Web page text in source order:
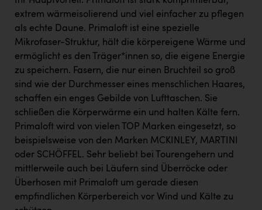
extrem wärmeisolierend und viel einfacher zu pflegen
als echte Daune. Primaloft ist eine spezielle
Mikrofaser-Struktur, hält die körpereigene Wärme und
ermöglicht es den Träger*innen so, die eigene Energie
zu speichern. Fasern, die nur einen Bruchteil so groß
sind wie der Durchmesser eines menschlichen Haares,
schaffen ein enges Gebilde von Lufttaschen. Sie
schließen die Körperwärme ein und halten Kälte fern.
Primaloft wird von vielen TOP Marken eingesetzt, so
beispielsweise von den Marken MCKINLEY, MARTINI
oder SCHÖFFEL. Sehr beliebt bei Tourengehern und
mittlerweile auch bei Läufern sind Überröcke oder
Überhosen mit Primaloft um gerade diesen
empfindlichen Körperbereich vor Wind und Kälte zu